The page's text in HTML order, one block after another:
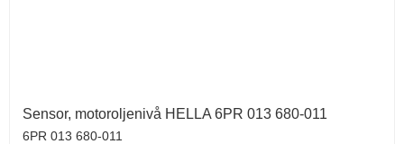
Sensor, motoroljenivå HELLA 6PR 013 680-011
6PR 013 680-011